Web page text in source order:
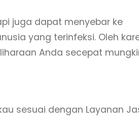
juga dapat menyebar ke
yang terinfeksi. Oleh
Anda secepat
sesuai dengan Layanan